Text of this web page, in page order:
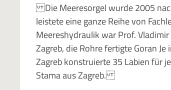
Die Meeresorgel wurde 2005
leistete eine ganze Reihe von
Meereshydraulik war Prof.
Zagreb, die Rohre fertigte Goran
Zagreb konstruierte 35 Labien für
Stama aus Zagreb.